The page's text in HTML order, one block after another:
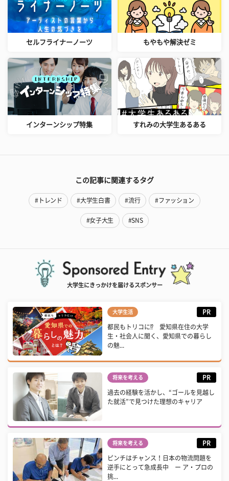
セルフライナーノーツ もやもや解決ゼミ
インターンシップ特集 すれみの大学生あるある
この記事に関連するタグ
#トレンド #大学生白書 #流行 #ファッション
#女子大生 #SNS
大学生にきっかけを届けるスポンサー
大学生活 PR
都民もトリコに⁉ 愛知県在住の大学
生・社会人に聞く、愛知県での暮らし
の魅...
将来を考える PR
過去の経験を活かし、“ゴールを見越し
た就活”で見つけた理想のキャリア
将来を考える PR
ピンチはチャンス！日本の物流問題を
逆手にとって急成長中 ー ア・プロの
挑...